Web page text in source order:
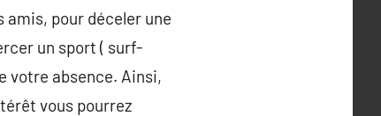
amis, pour déceler une
un sport ( surf-
votre absence. Ainsi,
vous pourrez